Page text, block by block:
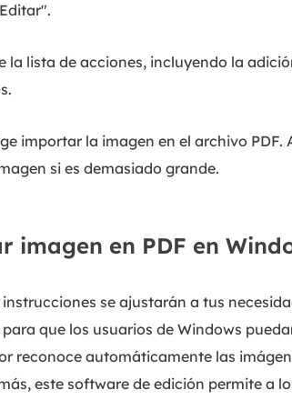
la lista de acciones, incluyendo la
importar la imagen en el archivo PDF.
si es demasiado grande.
imagen en PDF en
se ajustarán a tus
que los usuarios de Windows
reconoce automáticamente las
este software de edición permite a